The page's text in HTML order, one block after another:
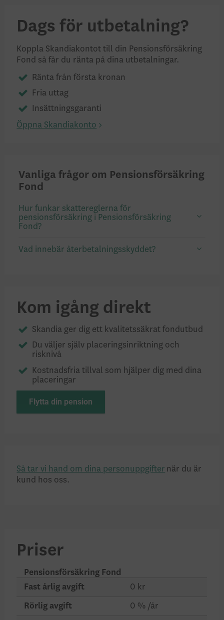
Dags för utbetalning?
Koppla Skandiakontot till din Pensionsförsäkring
Fond så får du ränta på dina utbetalningar.
Ränta från första kronan
Fria uttag
Insättningsgaranti
Öppna Skandiakonto
Vanliga frågor om Pensionsförsäkring
Fond
Hur funkar skattereglerna för
pensionsförsäkring i Pensionsförsäkring
Fond?
Vad innebär återbetalningsskyddet?
Kom igång direkt
Skandia ger dig ett kvalitetssäkrat fondutbud
Du väljer själv placeringsinriktning och
risknivå
Kostnadsfria tillval som hjälper dig med dina
placeringar
Flytta din pension
Så tar vi hand om dina personuppgifter när du är
kund hos oss.
Priser
Pensionsförsäkring Fond
Fast årlig avgift
0 kr
Rörlig avgift 0 % /år